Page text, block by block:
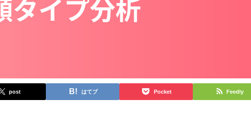
post はてブ Pocket Feedly